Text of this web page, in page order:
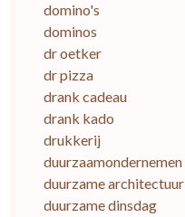
domino's
dominos
dr oetker
dr pizza
drank cadeau
drank kado
drukkerij
duurzaamondernemen
duurzame architectuur
duurzame dinsdag